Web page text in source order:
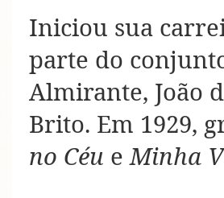
Iniciou sua
parte do
Almirante, João
Brito. Em 1929,
no Céu eMinha